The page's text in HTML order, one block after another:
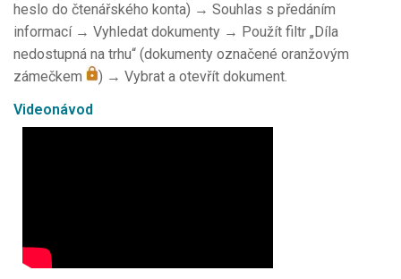
heslo do čtenářského konta) → Souhlas s předáním
informací → Vyhledat dokumenty → Použít filtr „Díla
nedostupná na trhu“ (dokumenty označené oranžovým
zámečkem
) → Vybrat a otevřít dokument.
Videonávod